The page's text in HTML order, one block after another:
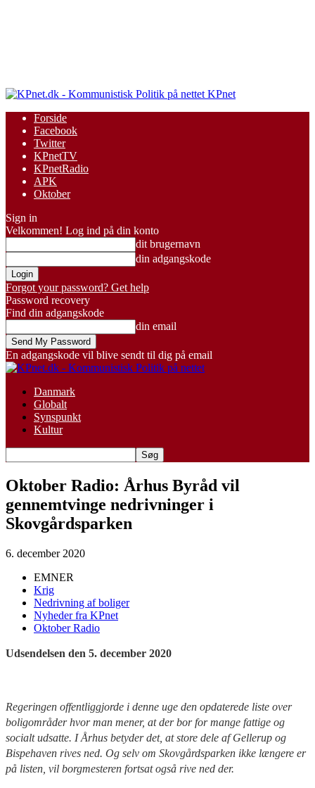
KPnet
Forside
Facebook
Twitter
KPnetTV
KPnetRadio
APK
Oktober
Sign in
Velkommen! Log ind på din konto
dit brugernavn
din adgangskode
Forgot your password? Get help
Password recovery
Find din adgangskode
din email
En adgangskode vil blive sendt til dig på email
Danmark
Globalt
Synspunkt
Kultur
Oktober Radio: Århus Byråd vil
gennemtvinge nedrivninger i
Skovgårdsparken
6. december 2020
EMNER
Krig
Nedrivning af boliger
Nyheder fra KPnet
Oktober Radio
Udsendelsen den 5. december 2020
Regeringen offentliggjorde i denne uge den opdaterede liste over
boligområder hvor man mener, at der bor for mange fattige og
socialt udsatte. I Århus betyder det, at store dele af Gellerup og
Bispehaven rives ned. Og selv om Skovgårdsparken ikke længere er
på listen, vil borgmesteren fortsat også rive ned der.